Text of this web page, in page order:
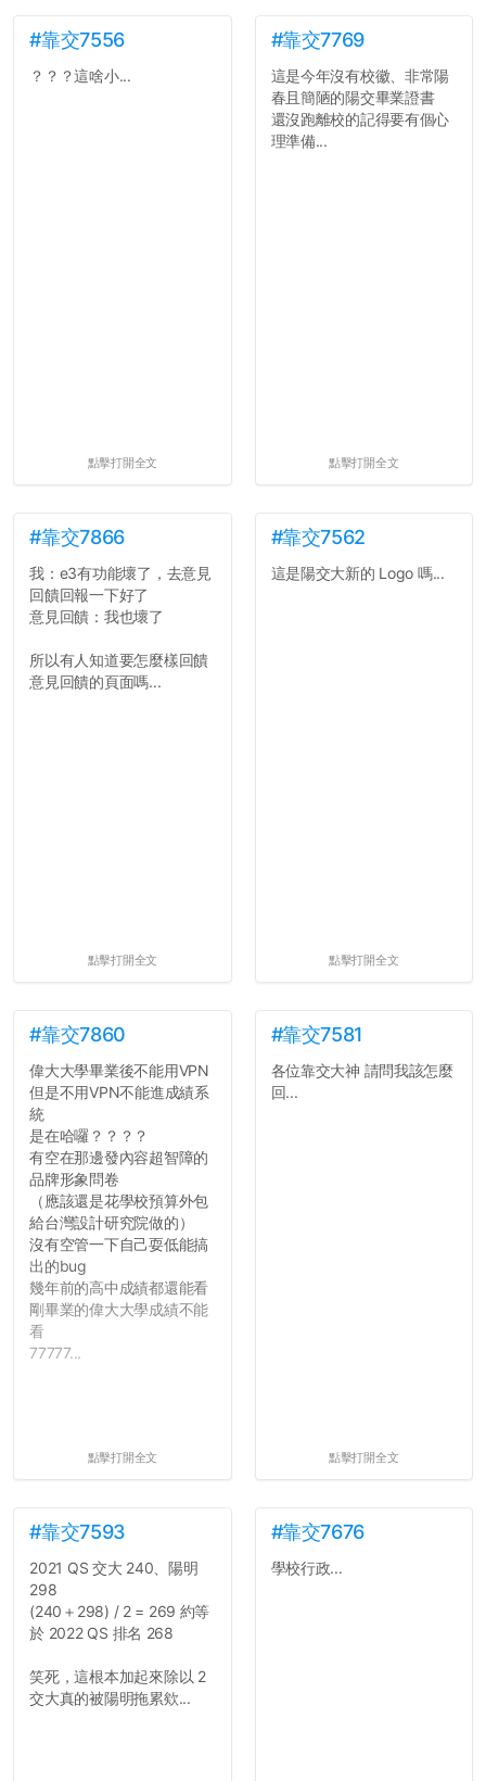
#靠交7556
？？？這啥小...
點擊打開全文
#靠交7769
這是今年沒有校徽、非常陽
春且簡陋的陽交畢業證書
還沒跑離校的記得要有個心
理準備...
點擊打開全文
#靠交7866
我：e3有功能壞了，去意見
回饋回報一下好了
意見回饋：我也壞了
所以有人知道要怎麼樣回饋
意見回饋的頁面嗎...
點擊打開全文
#靠交7562
這是陽交大新的 Logo 嗎...
點擊打開全文
#靠交7860
偉大大學畢業後不能用VPN
但是不用VPN不能進成績系
統
是在哈囉？？？？
有空在那邊發內容超智障的
品牌形象問卷
（應該還是花學校預算外包
給台灣設計研究院做的）
沒有空管一下自己耍低能搞
出的bug
幾年前的高中成績都還能看
剛畢業的偉大大學成績不能
看
77777...
點擊打開全文
#靠交7581
各位靠交大神 請問我該怎麼
回...
點擊打開全文
#靠交7593
2021 QS 交大 240、陽明
298
(240＋298) / 2 = 269 約等
於 2022 QS 排名 268
笑死，這根本加起來除以 2
交大真的被陽明拖累欸...
#靠交7676
學校行政...